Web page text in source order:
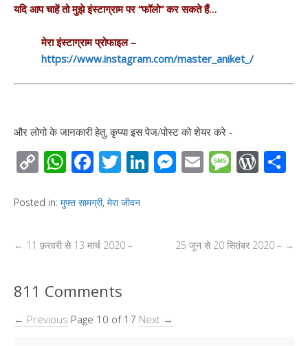
यदि आप चाहें तो मुझे इंस्टाग्राम पर “फॉलो” कर सकते हैं…
मेरा इंस्टाग्राम प्रोफाइल –
https://www.instagram.com/master_aniket_/
और लोगो के जानकारी हेतु, कृप्या इस पेज/पोस्ट को शेयर करे -
C
o
p
Li
k
W
h
at
A
p
F
ac
e
o
k
T
wi
tt
Li
n
M
e
n
E
m
M
e
g
W
or
e
Posted in: मुफ्त सामग्री, मेरा जीवन
← 11 फ़रवरी से 13 मार्च 2020 – 25 जून से 20 सितंबर 2020 – →
811 Comments
← Previous Page 10 of 17 Next →